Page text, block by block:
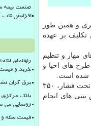
مقام معظم رهبری و همین طور
بر عهده
مهار و تنظیم
طور طبق مجوز ایشان ۱.۵ میلیارد دلار برای طرح های احیا و
از طرف دیگر طبق قوانین بودجه ۵۰۰ میلیون دلار برای طرح های آب رسانی به روستاها، ۵۰۰ میلیون دلار برای طرح های آبیاری تحت فشار، ۳۵۰
های انجام
صنعت بیمه
افزایش تاب
راهنمای
خرید و
برق گران
بانک مرکزی
رونمایی می
قیمت سکه و طلا